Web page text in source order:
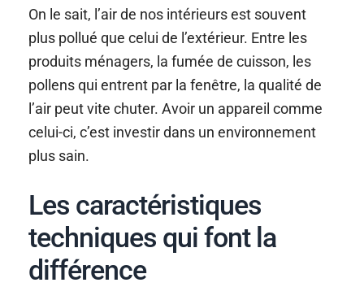
On le sait, l’air de nos intérieurs est souvent
plus pollué que celui de l’extérieur. Entre les
produits ménagers, la fumée de cuisson, les
pollens qui entrent par la fenêtre, la qualité de
l’air peut vite chuter. Avoir un appareil comme
celui-ci, c’est investir dans un environnement
plus sain.
Les caractéristiques
techniques qui font la
différence